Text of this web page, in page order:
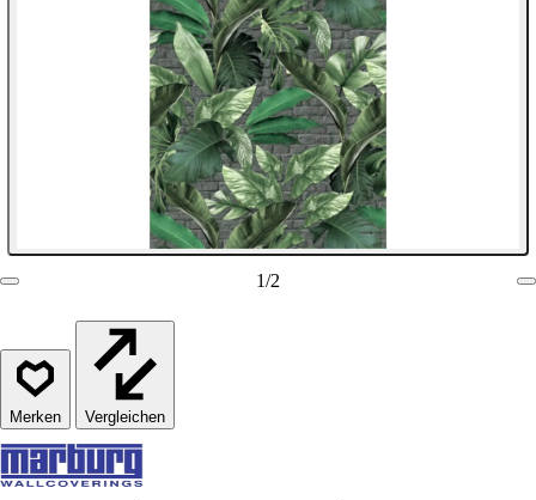
1/2
Vergleichen